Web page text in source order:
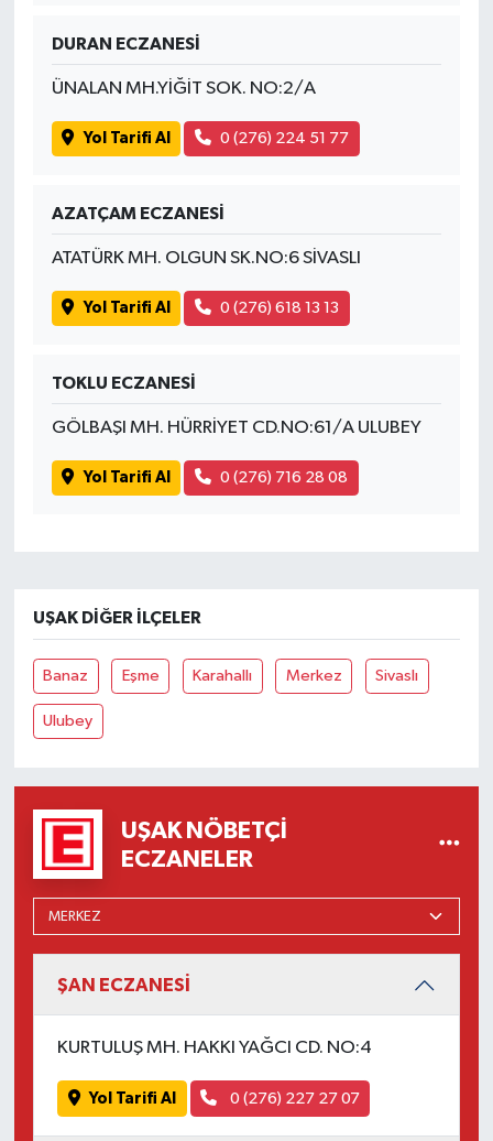
DURAN ECZANESİ
ÜNALAN MH.YİĞİT SOK. NO:2/A
Yol Tarifi Al 0 (276) 224 51 77
AZATÇAM ECZANESİ
ATATÜRK MH. OLGUN SK.NO:6 SİVASLI
Yol Tarifi Al 0 (276) 618 13 13
TOKLU ECZANESİ
GÖLBAŞI MH. HÜRRİYET CD.NO:61/A ULUBEY
Yol Tarifi Al 0 (276) 716 28 08
UŞAK DIĞER İLÇELER
Banaz Eşme Karahallı Merkez Sivaslı
Ulubey
UŞAK NÖBETÇI
ECZANELER
ŞAN ECZANESİ
KURTULUŞ MH. HAKKI YAĞCI CD. NO:4
Yol Tarifi Al 0 (276) 227 27 07